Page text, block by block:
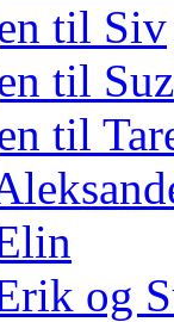
til Siv
til
til
og